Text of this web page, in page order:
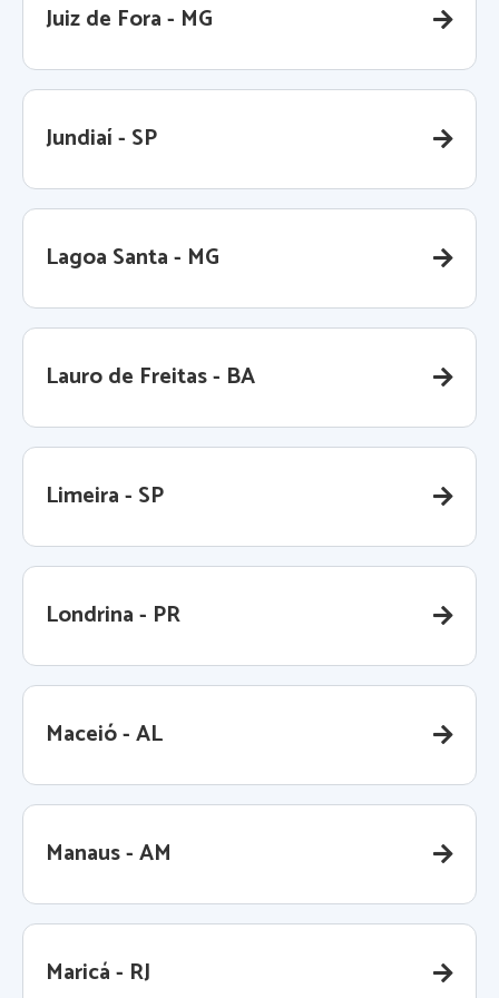
Juiz de Fora - MG
Jundiaí - SP
Lagoa Santa - MG
Lauro de Freitas - BA
Limeira - SP
Londrina - PR
Maceió - AL
Manaus - AM
Maricá - RJ